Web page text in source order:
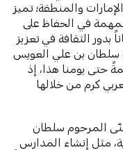
والمنطقة؛ تميز
في الحفاظ على
بدور الثقافة في تعزيز
سلطان بن علي العويس
لا تزال قائمةً حتى يومنا هذا، إذ
كرم من خلالها
المرحوم سلطان
مثل إنشاء المدارس